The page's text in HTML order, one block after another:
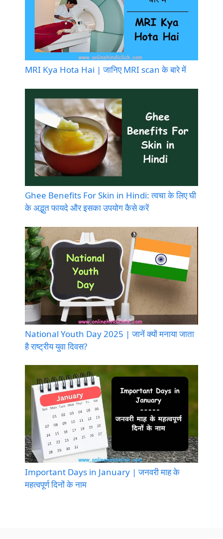
MRI Kya Hota Hai | जानिए MRI scan के बारे में
Ghee Benefits For Skin in Hindi: त्वचा के लिए घी
के अद्भुत फायदे और इसका उपयोग कैसे करें
National Youth Day 2025 | जानें क्यों मनाया जाता
है राष्ट्रीय युवा दिवस?
Important Days in January | जनवरी माह के
महत्वपूर्ण दिनों के नाम